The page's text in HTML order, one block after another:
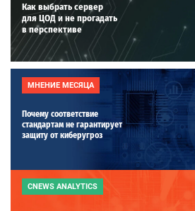
Как выбрать сервер
для ЦОД и не прогадать
в перспективе
МНЕНИЕ МЕСЯЦА
Почему соответствие
стандартам не гарантирует
защиту от киберугроз
CNEWS ANALYTICS